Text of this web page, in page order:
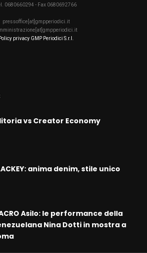
0680660294 - Fax 0680692766
pressoffice[at]gmpperiodici.it
Policy privacy GMP Periodici S.r.l.
vs Creator Economy
anima denim, stile unico
Asilo: le performance della
Nina Dotti in mostra a